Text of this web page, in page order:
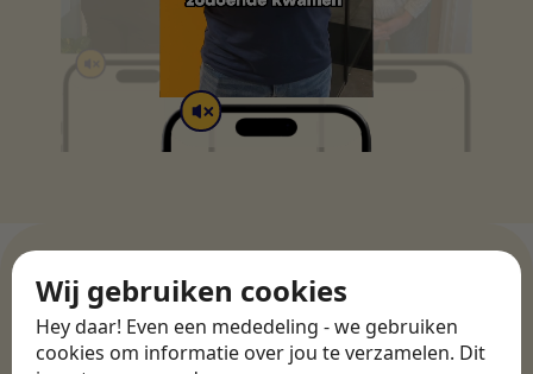
Wij gebruiken cookies
Hey daar! Even een mededeling - we gebruiken
cookies om informatie over jou te verzamelen. Dit
WERKGEVERS
Ontdek meer dan 500+